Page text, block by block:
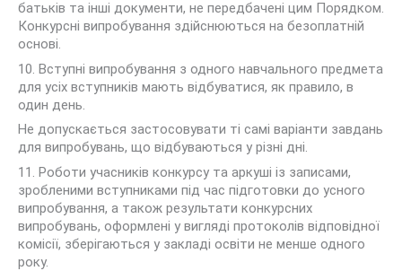
батьків та інші документи, не передбачені цим Порядком.
Конкурсні випробування здійснюються на безоплатній
основі.
10. Вступні випробування з одного навчального предмета
для усіх вступників мають відбуватися, як правило, в
один день.
Не допускається застосовувати ті самі варіанти завдань
для випробувань, що відбуваються у різні дні.
11. Роботи учасників конкурсу та аркуші із записами,
зробленими вступниками під час підготовки до усного
випробування, а також результати конкурсних
випробувань, оформлені у вигляді протоколів відповідної
комісії, зберігаються у закладі освіти не менше одного
року.